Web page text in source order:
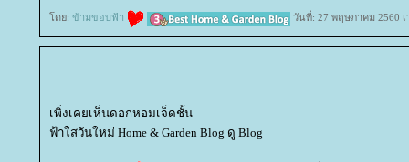
ดย: ข้ามขอบฟ้า วันที่: 27 พฤษภาคม 2560 เ
เพิ่งเคยเห็นดอกหอมเจ็ดชั้น
ฟ้าใสวันใหม่ Home & Garden Blog ดู Blog